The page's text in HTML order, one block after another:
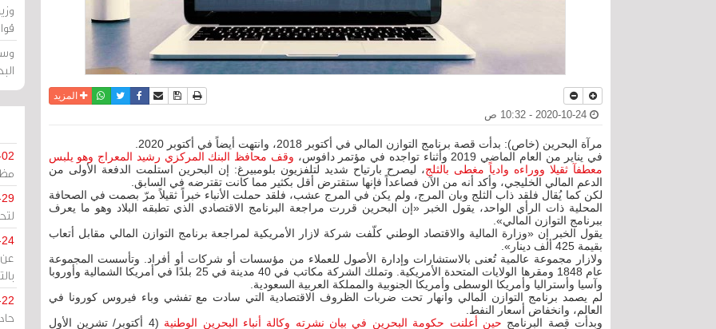
نسخة للطباعة
حفظ الموضوع
أرسل الى صديق
فيسبوكتويترواتسابالمزيد
مرآة البحرين (خاص): بدأت قصة برنامج التوازن المالي في أكتوبر 2018، وانتهت أيضاً في أكتوبر 2020.
في يناير من العام الماضي 2019 وأثناء تواجده في مؤتمر دافوس،
وقف محافظ البنك المركزي رشيد المعراج وهو يلبس
معطفآ ثقيلا ووراءه وادياً مغطى بالثلج، ليصرح بارتياح شديد لتلفزيون بلومبيرغ: إن البحرين استلمت الدفعة الأولى من
الدعم المالي الخليجي، وأكد أنه من الآن فصاعداً فإنها ستقترض أقل بكثير مما كانت تقترضه في السابق.
لكن كما يُقال فلقد ذاب الثلج وبان المرج، ولم يكن في المرج عشب، فلقد حملت الأنباء خبراً ثقيلاً مرّ بصمت في الصحافة
المحلية ذات الرأي الواحد، يقول الخبر «إن البحرين قررت مراجعة البرنامج الاقتصادي الذي تطبقه البلاد وهو ما يعرف
ببرنامج التوازن المالي».
يقول الخبر إن «وزارة المالية والاقتصاد الوطني كلّفت شركة لازار الأمريكية لمراجعة برنامج التوازن المالي مقابل أتعاب
بقيمة 425 ألف دينار».
ولازار مجموعة عالمية تُعنى بالاستشارات وإدارة الأصول للعملاء من مؤسسات أو شركات أو أفراد. وتأسست المجموعة
عام 1848 ومقرها الولايات المتحدة الأمريكية. وتملك الشركة مكاتب في 40 مدينة في 25 بلدًا في أمريكا الشمالية وأوروبا
وآسيا وأستراليا وأمريكا الوسطى وأمريكا الجنوبية والمملكة العربية السعودية.
لم يصمد برنامج التوازن المالي وانهار تحت ضربات الظروف الاقتصادية التي سادت مع تفشي وباء فيروس كورونا في
العالم، وانخفاض أسعار النفط.
وبدأت قصة البرنامج حين أعلنت حكومة البحرين في بيان نشرته وكالة أنباء البحرين الوطنية
(4 أكتوبر/ تشرين الأول